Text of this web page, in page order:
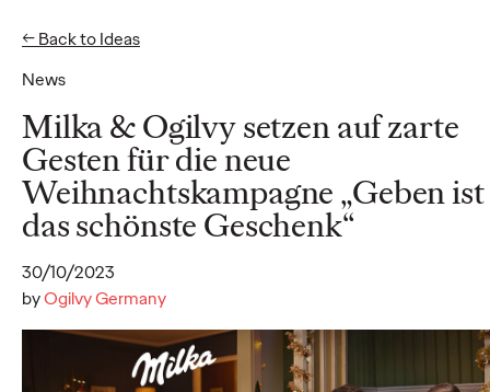
News
← Back to Ideas
Milka & Ogilvy setzen auf zarte
Gesten für die neue
Weihnachtskampagne „Geben ist
das schönste Geschenk“
30/10/2023
byOgilvy Germany
Ideas
NEWS
Social.Lab stellt mit
neuer Führungsspitze
die Weichen für
weiteres Wachstum